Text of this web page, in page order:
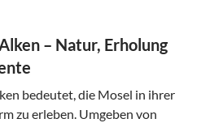
– Natur, Erholung
bedeutet, die Mosel in ihrer
zu erleben. Umgeben von